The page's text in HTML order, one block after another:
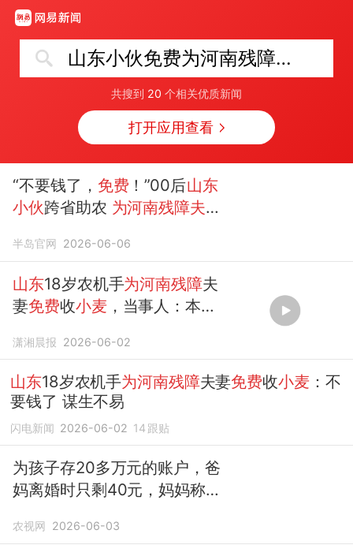
山东小伙免费为河南残障夫妇抢收小麦
共搜到 20 个相关优质新闻
打开应用查看
“不要钱了， 免费 ！”00后山东
小伙跨省助农 为河南残障夫妇
半岛官网 2026-06-06
山东18岁农机手为河南残障夫
妻免费收小麦，当事人：本来
潇湘晨报 2026-06-02
山东18岁农机手为河南残障夫妻免费收小麦：不
要钱了 谋生不易
闪电新闻 2026-06-02 14 跟贴
为孩子存20多万元的账户，爸
妈离婚时只剩40元，妈妈称钱
机手为河南残障
农视网 2026-06-03